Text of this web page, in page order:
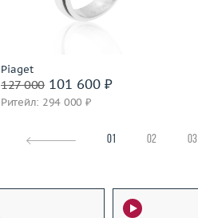
Piaget
127 000101 600 ₽
Ритейл: 294 000 ₽
Подробнее
01 02 03